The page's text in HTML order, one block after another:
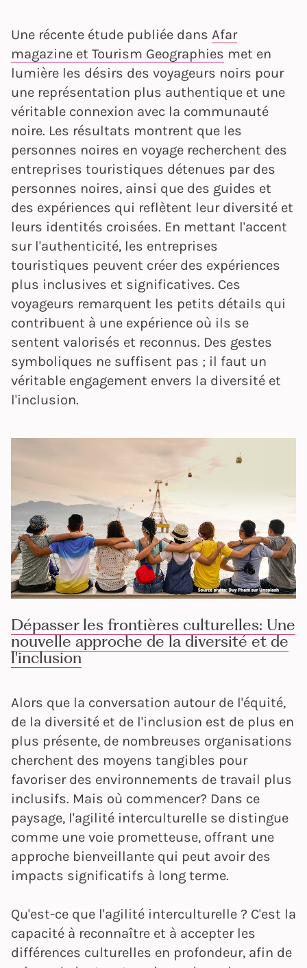
Une récente étude publiée dans Afar
magazine et Tourism Geographies met en
lumière les désirs des voyageurs noirs pour
une représentation plus authentique et une
véritable connexion avec la communauté
noire. Les résultats montrent que les
personnes noires en voyage recherchent des
entreprises touristiques détenues par des
personnes noires, ainsi que des guides et
des expériences qui reflètent leur diversité et
leurs identités croisées. En mettant l'accent
sur l'authenticité, les entreprises
touristiques peuvent créer des expériences
plus inclusives et significatives. Ces
voyageurs remarquent les petits détails qui
contribuent à une expérience où ils se
sentent valorisés et reconnus. Des gestes
symboliques ne suffisent pas ; il faut un
véritable engagement envers la diversité et
l'inclusion.
Dépasser les frontières culturelles: Une
nouvelle approche de la diversité et de
l'inclusion
Alors que la conversation autour de l'équité,
de la diversité et de l'inclusion est de plus en
plus présente, de nombreuses organisations
cherchent des moyens tangibles pour
favoriser des environnements de travail plus
inclusifs. Mais où commencer? Dans ce
paysage, l'agilité interculturelle se distingue
comme une voie prometteuse, offrant une
approche bienveillante qui peut avoir des
impacts significatifs à long terme.
Qu'est-ce que l'agilité interculturelle ? C'est la
capacité à reconnaître et à accepter les
différences culturelles en profondeur, afin de